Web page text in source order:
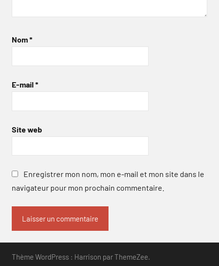
Nom*
E-mail *
Site web
Enregistrer mon nom, mon e-mail et mon site dans le
navigateur pour mon prochain commentaire.
Thème WordPress : Harrison par ThemeZee.